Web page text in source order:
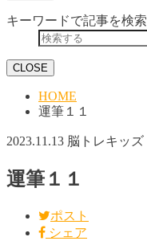
キーワードで記事を検索
CLOSE
HOME
運筆１１
2023.11.13 脳トレキッズ
運筆１１
ポスト
シェア